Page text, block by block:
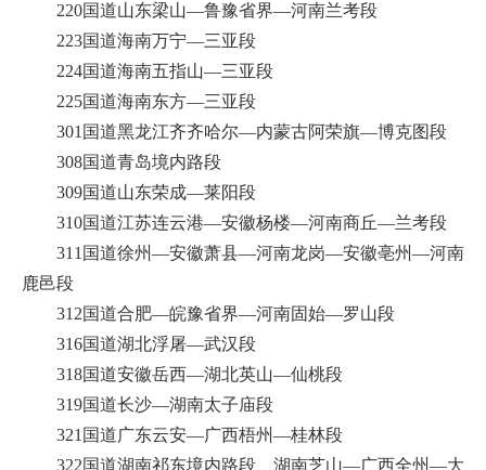
220国道山东梁山—鲁豫省界—河南兰考段
223国道海南万宁—三亚段
224国道海南五指山—三亚段
225国道海南东方—三亚段
301国道黑龙江齐齐哈尔—内蒙古阿荣旗—博克图段
308国道青岛境内路段
309国道山东荣成—莱阳段
310国道江苏连云港—安徽杨楼—河南商丘—兰考段
311国道徐州—安徽萧县—河南龙岗—安徽亳州—河南
鹿邑段
312国道合肥—皖豫省界—河南固始—罗山段
316国道湖北浮屠—武汉段
318国道安徽岳西—湖北英山—仙桃段
319国道长沙—湖南太子庙段
321国道广东云安—广西梧州—桂林段
322国道湖南祁东境内路段、湖南芝山—广西全州—大